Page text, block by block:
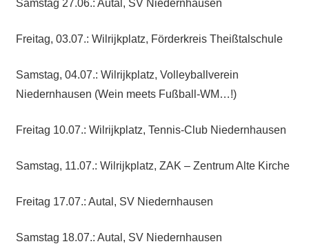
Samstag 27.06.: Autal, SV Niedernhausen
Freitag, 03.07.: Wilrijkplatz, Förderkreis Theißtalschule
Samstag, 04.07.: Wilrijkplatz, Volleyballverein
Niedernhausen (Wein meets Fußball-WM…!)
Freitag 10.07.: Wilrijkplatz, Tennis-Club Niedernhausen
Samstag, 11.07.: Wilrijkplatz, ZAK – Zentrum Alte Kirche
Freitag 17.07.: Autal, SV Niedernhausen
Samstag 18.07.: Autal, SV Niedernhausen